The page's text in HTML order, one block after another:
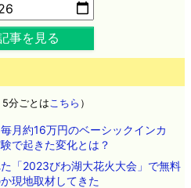
事を見る
分ごとは こちら ）
月約16万円のベーシックインカ
で起きた変化とは？
「2023びわ湖大花火大会」で無料
現地取材してきた